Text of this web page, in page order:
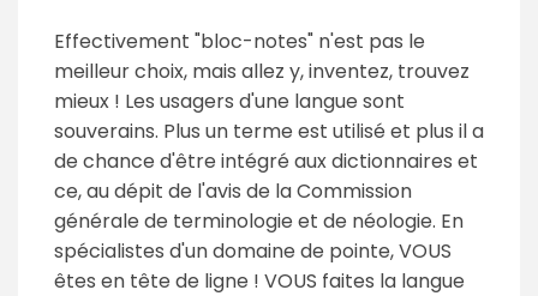
Effectivement "bloc-notes" n'est pas le
meilleur choix, mais allez y, inventez, trouvez
mieux ! Les usagers d'une langue sont
souverains. Plus un terme est utilisé et plus il a
de chance d'être intégré aux dictionnaires et
ce, au dépit de l'avis de la Commission
générale de terminologie et de néologie. En
spécialistes d'un domaine de pointe, VOUS
êtes en tête de ligne ! VOUS faites la langue